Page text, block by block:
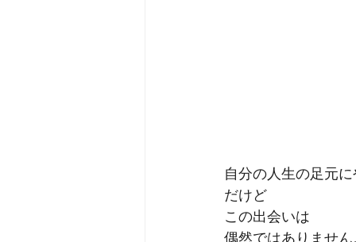
自分の人生の足元に
だけど
この出会いは
偶然ではありません